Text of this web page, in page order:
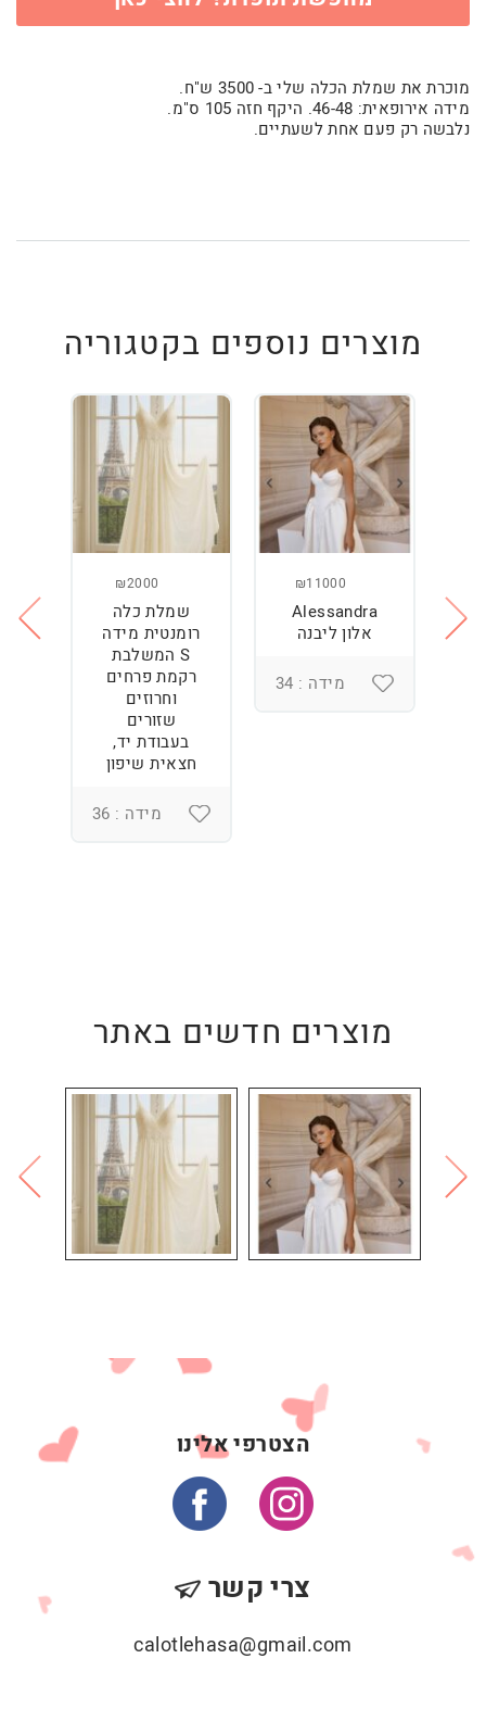
מוכרת את שמלת הכלה שלי ב- 3500 ש"ח.
מידה אירופאית: 46-48. היקף חזה 105 ס"מ.
נלבשה רק פעם אחת לשעתיים.
מוצרים נוספים בקטגוריה
₪11000
Alessandra
אלון ליבנה
מידה : 34
₪2000
שמלת כלה
רומנטית מידה
S המשלבת
רקמת פרחים
וחרוזים
שזורים
בעבודת יד,
חצאית שיפון
מידה : 36
מוצרים חדשים באתר
הצטרפי אלינו
צרי קשר
calotlehasa@gmail.com